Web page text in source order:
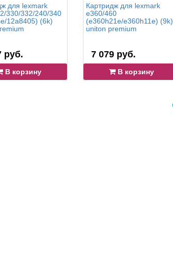
для lexmark
330/332/240/340
12a8405) (6k)
руб.
В корзину
Картридж для lexmark
e360/460
(e360h21e/e360h11e) (9k)
uniton premium
7 079 руб.
В корзину